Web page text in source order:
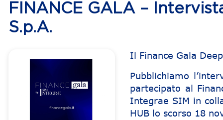
FINANCE GALA –
S.p.A.
Il Finance Gala
Pubblichiamo
partecipato al
Integrae SIM in
HUB lo scorso 18